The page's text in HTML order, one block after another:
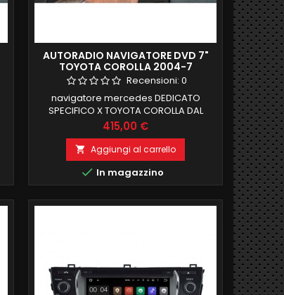
AUTORADIO NAVIGATORE DVD 7"
TOYOTA COROLLA 2004-7
ANDROID 9 4GB RAM 32 GB ROM
OCTACORE
Recensioni:0
navigatore mercedes DEDICATO
SPECIFICO X TOYOTA COROLLA DAL
2017android 9 , il MIGLIORE MODELLO IN
COMMERCIO4 GB RAM 32 GB ROM
PROCESSORE OCTACORE FUNZIONE
MIRRORLINK WIFI INTEGRATO BLUETOOTH
INTEGRATO ingresso camera e aux
Prezzo
415,00 €
 Aggiungi al carrello
 In magazzino